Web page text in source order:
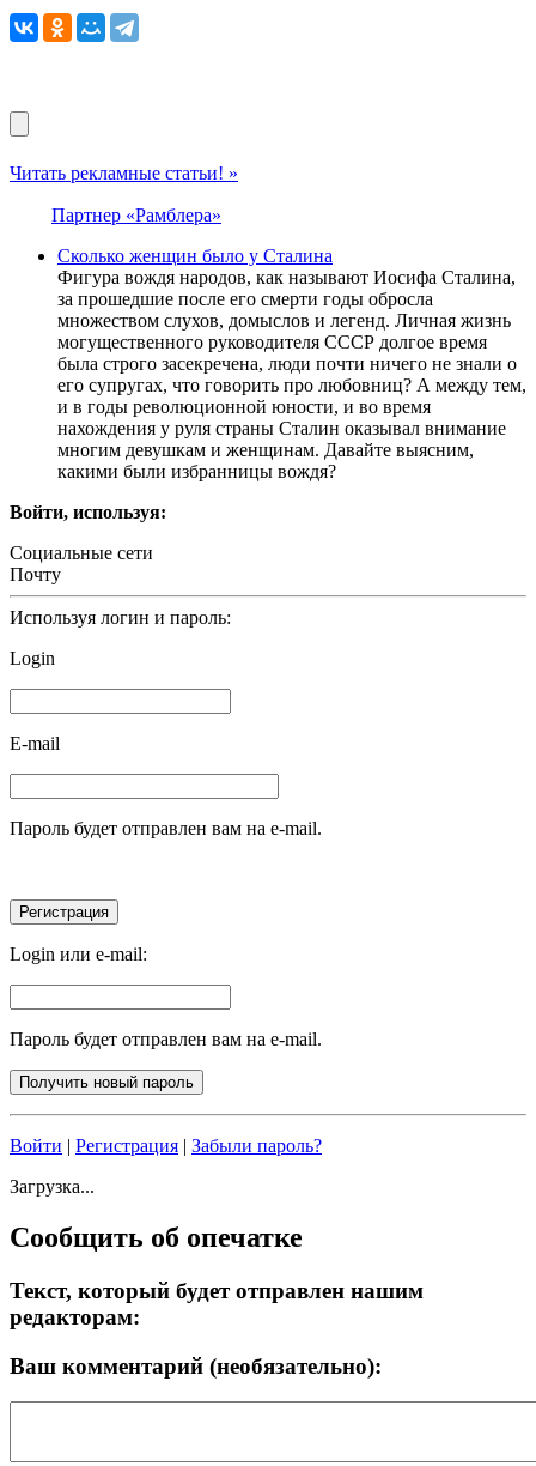
Читать рекламные статьи! »
Партнер «Рамблера»
Сколько женщин было у Сталина
Фигура вождя народов, как называют Иосифа Сталина,
за прошедшие после его смерти годы обросла
множеством слухов, домыслов и легенд. Личная жизнь
могущественного руководителя СССР долгое время
была строго засекречена, люди почти ничего не знали о
его супругах, что говорить про любовниц? А между тем,
и в годы революционной юности, и во время
нахождения у руля страны Сталин оказывал внимание
многим девушкам и женщинам. Давайте выясним,
какими были избранницы вождя?
Войти, используя:
Социальные сети
Почту
Используя логин и пароль:
Login
E-mail
Пароль будет отправлен вам на e-mail.
Login или e-mail:
Пароль будет отправлен вам на e-mail.
Войти | Регистрация | Забыли пароль?
Загрузка...
Сообщить об опечатке
Текст, который будет отправлен нашим
редакторам:
Ваш комментарий (необязательно):